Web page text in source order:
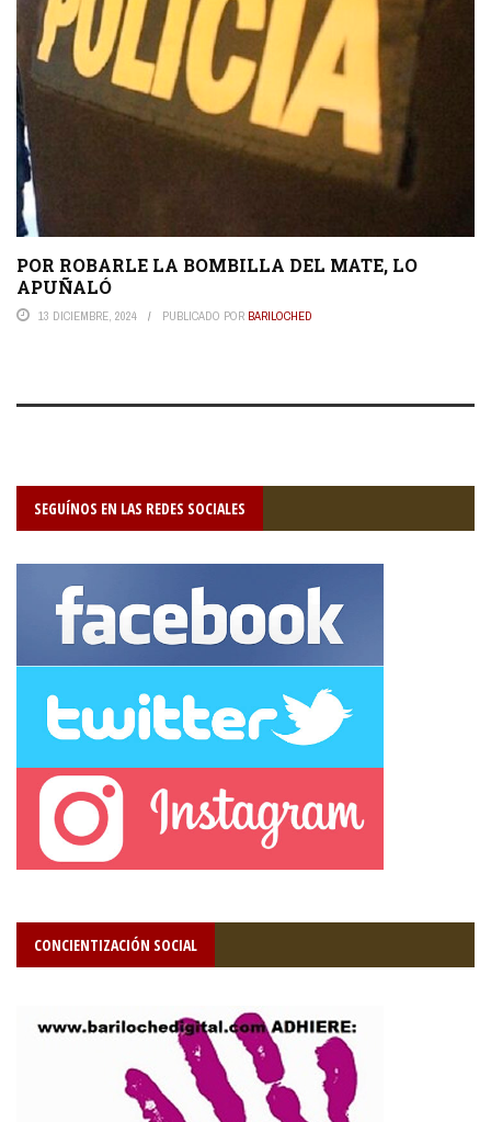
POR ROBARLE LA BOMBILLA DEL MATE, LO
APUÑALÓ
13 DICIEMBRE, 2024 PUBLICADO POR BARILOCHED
SEGUÍNOS EN LAS REDES SOCIALES
CONCIENTIZACIÓN SOCIAL